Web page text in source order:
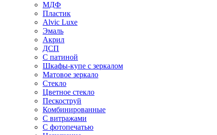
МДФ
Пластик
Alvic Luxe
Эмаль
Акрил
ДСП
С патиной
Шкафы-купе с зеркалом
Матовое зеркало
Стекло
Цветное стекло
Пескоструй
Комбинированные
С витражами
С фотопечатью